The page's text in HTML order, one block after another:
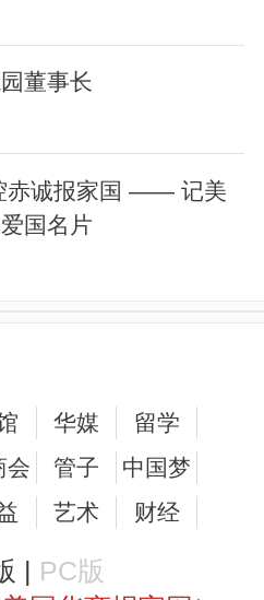
董事长
赤诚报家国 —— 记美
国名片
华媒
留学
会 管子
中国梦
艺术 财经
| PC版